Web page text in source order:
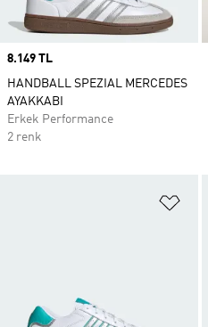
Price
8.149 TL
HANDBALL SPEZIAL MERCEDES
AYAKKABI
Erkek Performance
2 renk